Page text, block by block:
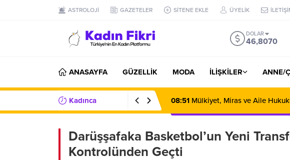
ASTROLOJİ GAZETELER SİTENE EKLE ÜYELİK
DOLAR
46,8070
ANASAYFA GÜZELLİK MODA İLİŞKİLER ANNE/
Kadınca 08:51 Mülkiyet, Miras ve Aile
Darüşşafaka Basketbol’un Yeni
Kontrolünden Geçti